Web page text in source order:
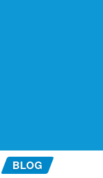
BLOG